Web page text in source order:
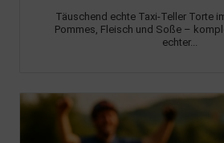
Täuschend echte Taxi-Teller Torte
Pommes, Fleisch und Soße –
echter...